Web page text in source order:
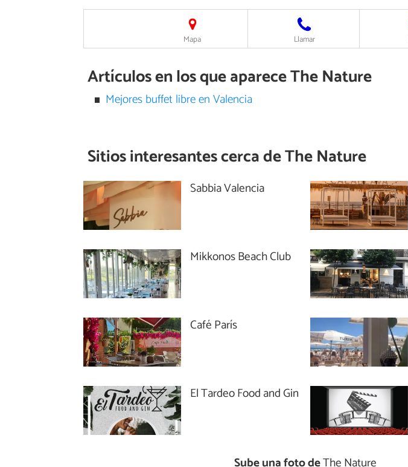
Mapa Llamar
Artículos en los que aparece The Nature
Mejores buffet libre en Valencia
Sitios interesantes cerca deThe Nature
Sabbia Valencia
Mikkonos Beach Club
Café París
El Tardeo Food and Gin
Sube una foto deThe Nature